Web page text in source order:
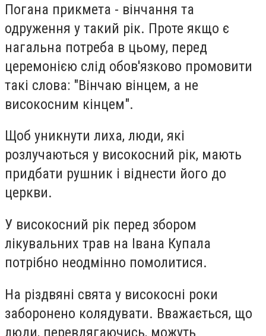
Погана прикмета - вінчання та
одруження у такий рік. Проте якщо є
нагальна потреба в цьому, перед
церемонією слід обов'язково промовити
такі слова: "Вінчаю вінцем, а не
високосним кінцем".
Щоб уникнути лиха, люди, які
розлучаються у високосний рік, мають
придбати рушник і віднести його до
церкви.
У високосний рік перед збором
лікувальних трав на Івана Купала
потрібно неодмінно помолитися.
На різдвяні свята у високосні роки
заборонено колядувати. Вважається, що
люди, перевдягаючись, можуть